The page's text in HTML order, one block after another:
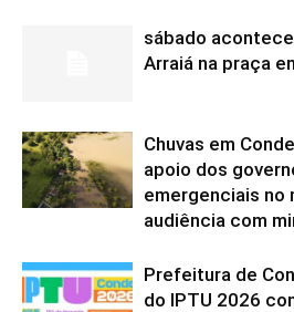
sábado
Arraiá na praça
Chuvas em
apoio dos
emergenciais no
audiência com
Prefeitura de
do IPTU 2026